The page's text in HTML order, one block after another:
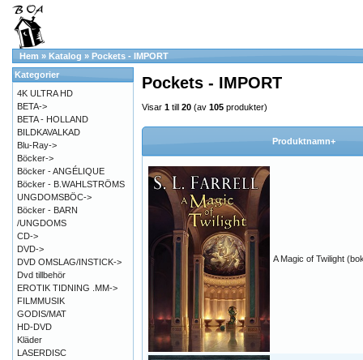
Hem » Katalog » Pockets - IMPORT
Pockets - IMPORT
Visar 1 till 20 (av 105 produkter)
Produktnamn+
A Magic of Twilight
Kategorier
4K ULTRA HD
BETA->
BETA - HOLLAND
BILDKAVALKAD
Blu-Ray->
Böcker->
Böcker - ANGÉLIQUE
Böcker - B.WAHLSTRÖMS
UNGDOMSBÖC->
Böcker - BARN
/UNGDOMS
CD->
DVD->
DVD OMSLAG/INSTICK->
Dvd tillbehör
EROTIK TIDNING .MM->
FILMMUSIK
GODIS/MAT
HD-DVD
Kläder
LASERDISC